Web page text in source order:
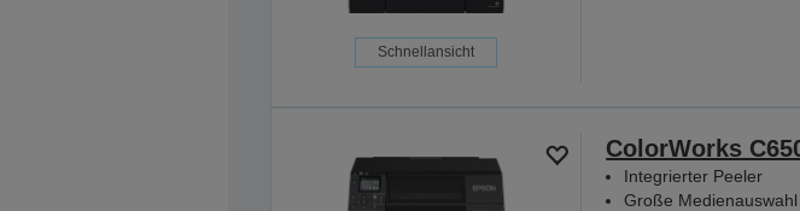
Schnellansicht
ColorWorks
Integrierter Peeler
Große Medienauswahl